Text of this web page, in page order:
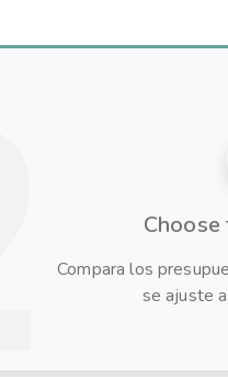
Compara los
se ajuste